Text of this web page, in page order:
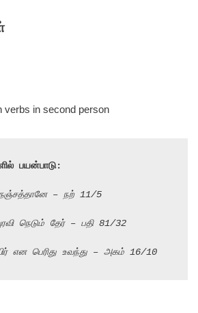
verbs in second person
பயன்பாடு:
– நற் 11/5
நெடும் தேர் – பதி 81/32
என பெரிது உவந்து – அகம் 16/10